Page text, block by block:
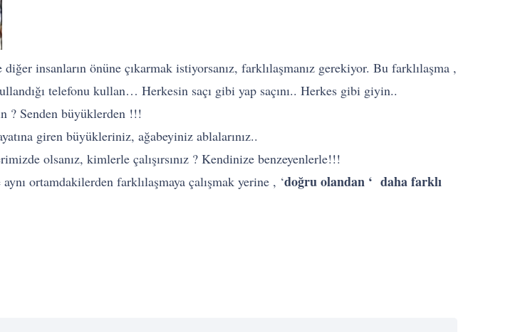
insanların önüne çıkarmak istiyorsanız, farklılaşmanız gerekiyor. Bu farklılaşma ,
telefonu kullan… Herkesin saçı gibi yap saçını.. Herkes gibi giyin..
? Senden büyüklerden !!!
giren büyükleriniz, ağabeyiniz ablalarınız..
olsanız, kimlerle çalışırsınız ? Kendinize benzeyenlerle!!!
ortamdakilerden farklılaşmaya çalışmak yerine , ‘doğru olandan ‘ daha farklı